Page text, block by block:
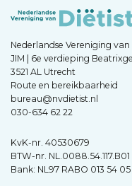
Nederlandse Vereniging
JIM | 6e verdieping
3521 AL Utrecht
Route en bereikbaarheid
bureau@nvdietist.nl
030-634 62 22
KvK-nr. 40530679
BTW-nr. NL.0088.54.117.B01
Bank: NL97 RABO 013 54